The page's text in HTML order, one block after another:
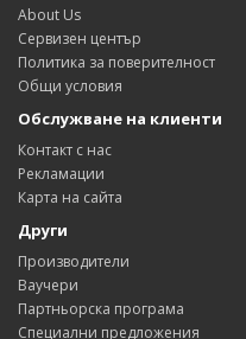
About Us
Сервизен център
Политика за поверителност
Общи условия
Обслужване на клиенти
Контакт с нас
Рекламации
Карта на сайта
Други
Производители
Ваучери
Партньорска програма
Специални предложения